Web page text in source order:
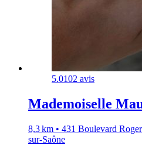
5.0102 avis
Mademoiselle
8,3 km • 431 Boulevard
sur-Saône